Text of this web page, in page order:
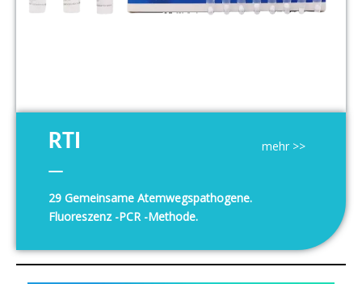
Mehrere Atemwegspathogene
RTI mehr >>
29 Gemeinsame Atemwegspathogene.
Fluoreszenz -PCR -Methode.